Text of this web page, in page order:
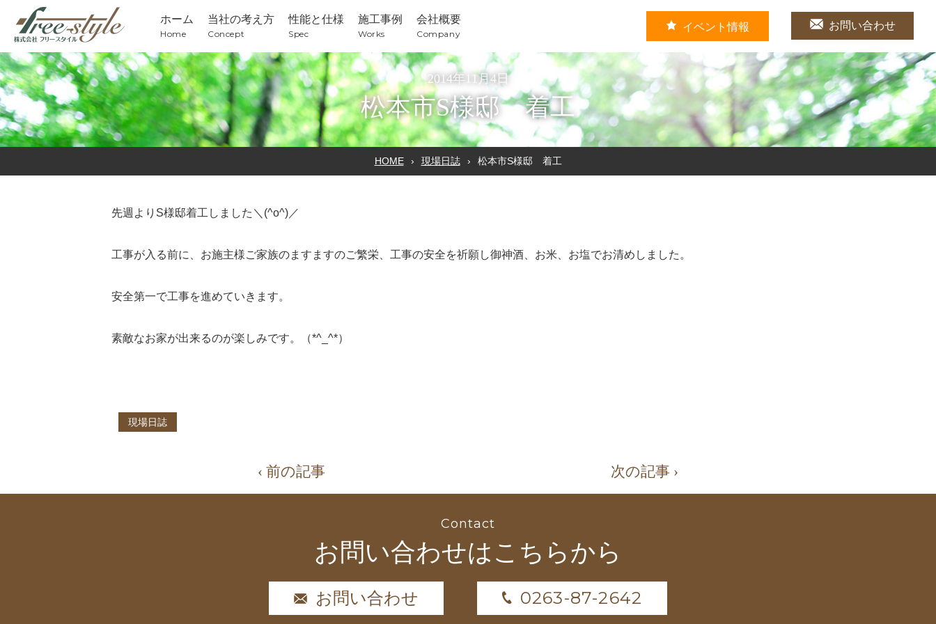
ホーム
Home
当社の考え方
Concept
性能と仕様
Spec
施工事例
Works
会社概要
Company
イベント情報 お問い合わせ
2014年11月4日
松本市S様邸 着工
HOME 現場日誌 松本市S様邸 着工
先週よりS様邸着工しました＼(^o^)／
工事が入る前に、お施主様ご家族のますますのご繁栄、工事の安全を祈願し御神酒、お米、お塩でお清めしました。
安全第一で工事を進めていきます。
素敵なお家が出来るのが楽しみです。（*^_^*）
現場日誌
‹ 前の記事 次の記事 ›
Contact
お問い合わせはこちらから
お問い合わせ 0263-87-2642